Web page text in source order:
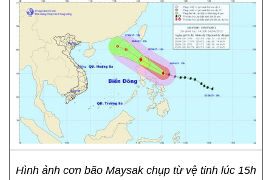
Hình ảnh cơn bão Maysak chụp từ vệ tinh lúc 15h